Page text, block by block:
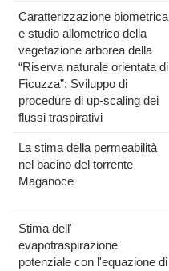
Caratterizzazione biometrica
e studio allometrico della
vegetazione arborea della
“Riserva naturale orientata di
Ficuzza”: Sviluppo di
procedure di up-scaling dei
flussi traspirativi
La stima della permeabilità
nel bacino del torrente
Maganoce
Stima dell'
evapotraspirazione
potenziale con l'equazione di